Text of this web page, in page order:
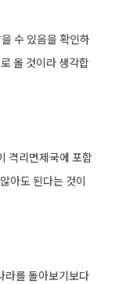
수 있음을 확인하
올 것이라 생각합
격리면제국에 포함
아도 된다는 것이
라를 돌아보기보다